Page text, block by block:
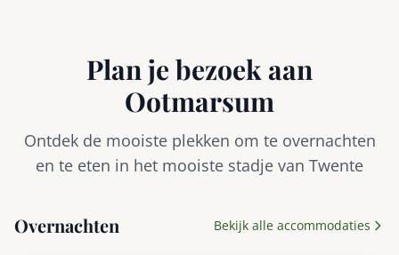
Plan je bezoek aan
Ootmarsum
Ontdek de mooiste plekken om te overnachten
en te eten in het mooiste stadje van Twente
Overnachten Bekijk alle accommodaties